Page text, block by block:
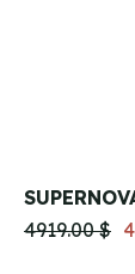
4919.00 $